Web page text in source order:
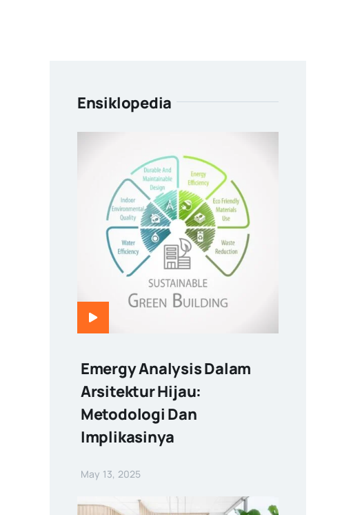
Ensiklopedia
Emergy Analysis Dalam
Arsitektur Hijau:
Metodologi Dan
Implikasinya
May 13, 2025